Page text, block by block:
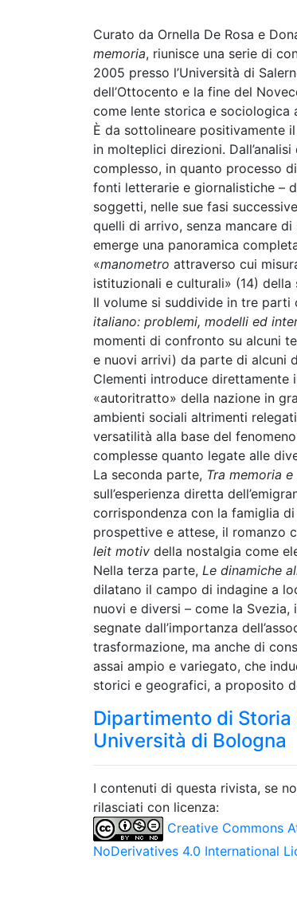
Curato da Ornella De Rosa e
memoria, riunisce una serie di
2005 presso l’Università di
dell’Ottocento e la fine del
come lente storica e sociologica
È da sottolineare positivamente
in molteplici direzioni.
complesso, in quanto processo
fonti letterarie e giornalistiche –
soggetti, nelle sue fasi
quelli di arrivo, senza mancare
emerge una panoramica
«manometro attraverso cui
istituzionali e culturali» (14) della
Il volume si suddivide in tre
italiano: problemi, modelli ed
momenti di confronto su alcuni
e nuovi arrivi) da parte di alcuni
Clementi introduce direttamente
«autoritratto» della nazione in
ambienti sociali altrimenti
versatilità alla base del
complesse quanto legate alle
La seconda parte, Tra memoria
sull’esperienza diretta
corrispondenza con la famiglia
prospettive e attese, il romanzo
leit motiv della nostalgia come
Nella terza parte, Le dinamiche
dilatano il campo di indagine a
nuovi e diversi – come la
segnate dall’importanza
trasformazione, ma anche di
assai ampio e variegato, che
storici e geografici, a proposito
Dipartimento di
Università di Bologna
I contenuti di questa rivista, se
rilasciati con licenza:
Creative Commons
NoDerivatives 4.0 International